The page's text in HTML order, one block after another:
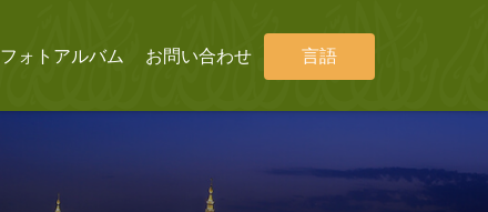
フォトアルバム お問い合わせ 言語